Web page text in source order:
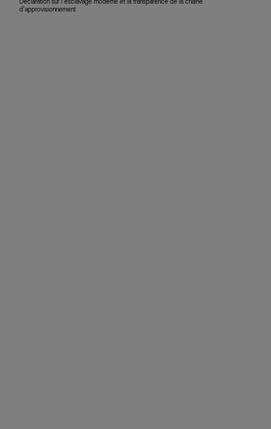
Déclaration sur l’esclavage moderne et la transparence de la chaîne
d’approvisionnement